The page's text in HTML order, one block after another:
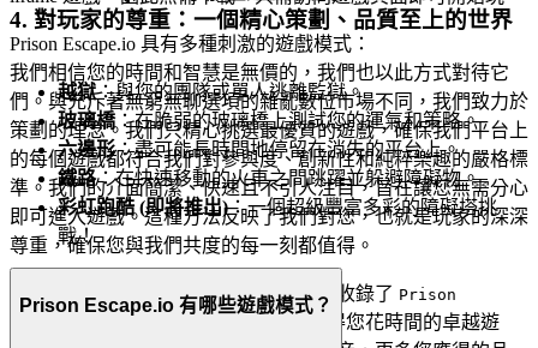
4. 對玩家的尊重：一個精心策劃、品質至上的世界
我們相信您的時間和智慧是無價的，我們也以此方式對待它
們。與充斥著無窮無聊選項的雜亂數位市場不同，我們致力於
策劃的理念。我們只精心挑選最優質的遊戲，確保我們平台上
的每個遊戲都符合我們對參與度、創新性和純粹樂趣的嚴格標
準。我們的介面簡潔、快速且不引人注目，旨在讓您無需分心
即可進入遊戲。這種方法反映了我們對您，也就是玩家的深深
尊重，確保您與我們共度的每一刻都值得。
您在這裡找不到數千款克隆遊戲。我們收錄了 Prison
，因為我們相信這是一款值得您花時間的卓越遊
Prison Escape.io 具有多種刺激的遊戲模式：
越獄：與您的團隊或單人逃離監獄。
玻璃橋：在脆弱的玻璃橋上測試您的運氣和策略。
六邊形：盡可能長時間地停留在消失的平台上。
鐵路：在快速移動的火車之間跳躍並躲避障礙物。
彩虹跑酷 (即將推出)：一個超級豐富多彩的障礙塔挑
戰！
Prison Escape.io 有哪些遊戲模式？